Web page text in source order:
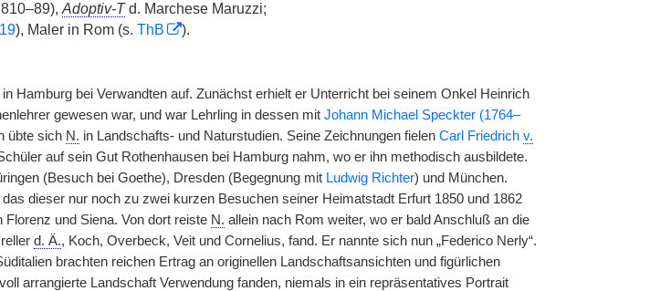
Adoptiv-Td. Marchese Maruzzi;
), Maler in Rom (s. ThB ).
Hamburg bei Verwandten auf. Zunächst erhielt er Unterricht bei seinem Onkel Heinrich
gewesen war, und war Lehrling in dessen mit Johann Michael Speckter (1764–
übte sich N. in Landschafts- und Naturstudien. Seine Zeichnungen fielen Carl Friedrich v.
auf sein Gut Rothenhausen bei Hamburg nahm, wo er ihn methodisch ausbildete.
(Besuch bei Goethe), Dresden (Begegnung mit Ludwig Richter) und München.
das dieser nur noch zu zwei kurzen Besuchen seiner Heimatstadt Erfurt 1850 und 1862
und Siena. Von dort reiste N. allein nach Rom weiter, wo er bald Anschluß an die
d. Ä., Koch, Overbeck, Veit und Cornelius, fand. Er nannte sich nun „Federico Nerly“.
brachten reichen Ertrag an originellen Landschaftsansichten und figürlichen
arrangierte Landschaft Verwendung fanden, niemals in ein repräsentatives Portrait